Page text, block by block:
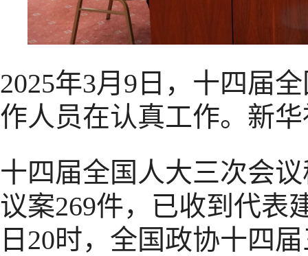
2025年3月9日，十四届
作人员在认真工作。新
十四届全国人大三次会
议案269件，已收到代表
日20时，全国政协十四